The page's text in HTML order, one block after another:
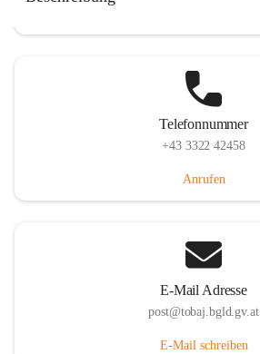
Telefonnummer
+43 3322 42458
Anrufen
E-Mail Adresse
post@tobaj.bgld.gv.at
E-Mail schreiben